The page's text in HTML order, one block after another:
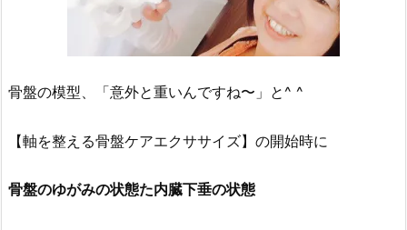
骨盤の模型、「意外と重いんですね〜」と^ ^
【軸を整える骨盤ケアエクササイズ】の開始時に
骨盤のゆがみの状態た内臓下垂の状態